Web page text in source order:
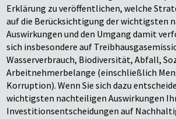
Erklärung zu veröffentlichen, welche
auf die Berücksichtigung der wichtigsten
Auswirkungen und den Umgang damit
sich insbesondere auf
Wasserverbrauch, Biodiversität, Abfall,
Arbeitnehmerbelange (einschließlich
Korruption). Wenn Sie sich dazu
wichtigsten nachteiligen Auswirkungen
Investitionsentscheidungen auf